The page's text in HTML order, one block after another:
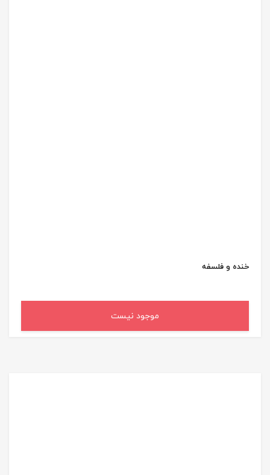
خنده و فلسفه
موجود نیست